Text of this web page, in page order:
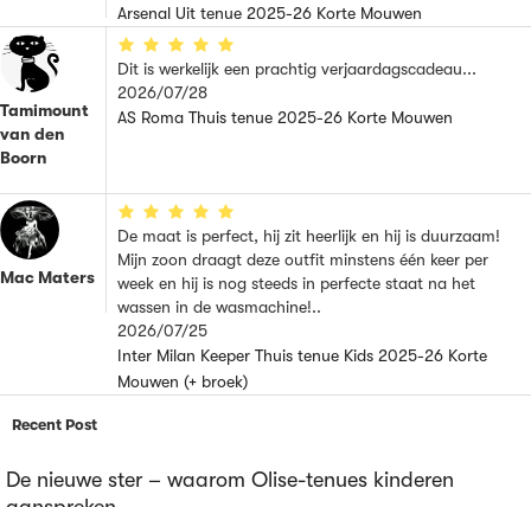
Arsenal Uit tenue 2025-26 Korte Mouwen
Tamimount
van den
Boorn
Dit is werkelijk een prachtig verjaardagscadeau...
2026/07/28
AS Roma Thuis tenue 2025-26 Korte Mouwen
Mac Maters
De maat is perfect, hij zit heerlijk en hij is duurzaam!
Mijn zoon draagt deze outfit minstens één keer per
week en hij is nog steeds in perfecte staat na het
wassen in de wasmachine!..
2026/07/25
Inter Milan Keeper Thuis tenue Kids 2025-26 Korte
Mouwen (+ broek)
Recent Post
De nieuwe ster – waarom Olise-tenues kinderen